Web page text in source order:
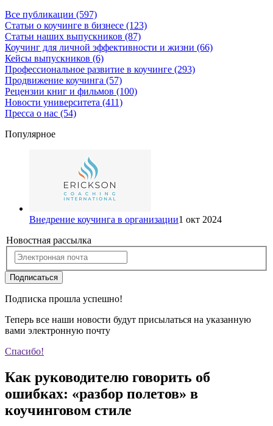
Все публикации (597)
Статьи о коучинге в бизнесе (123)
Статьи наших выпускников (87)
Коучинг для личной эффективности и жизни (66)
Кейсы выпускников (6)
Профессиональное развитие в коучинге (293)
Продвижение коучинга (57)
Рецензии книг и фильмов (100)
Новости университета (411)
Пресса о нас (54)
Популярное
Внедрение коучинга в организации1 окт 2024
Новостная рассылка
Подписаться
Подписка прошла успешно!
Теперь все наши новости будут присылаться на указанную
вами электронную почту
Спасибо!
Как руководителю говорить об
ошибках: «разбор полетов» в
коучинговом стиле